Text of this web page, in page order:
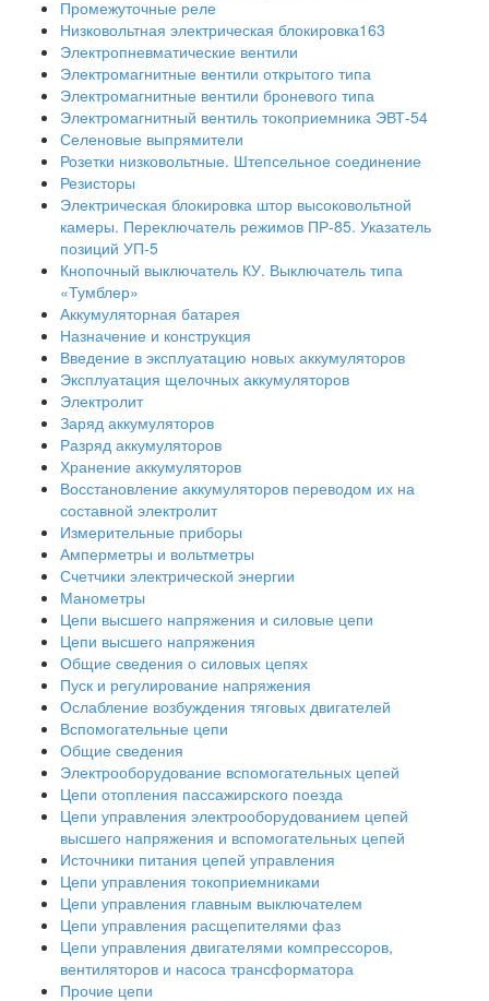
Промежуточные реле
Низковольтная электрическая блокировка163
Электропневматические вентили
Электромагнитные вентили открытого типа
Электромагнитные вентили броневого типа
Электромагнитный вентиль токоприемника ЭВТ-54
Селеновые выпрямители
Розетки низковольтные. Штепсельное соединение
Резисторы
Электрическая блокировка штор высоковольтной
камеры. Переключатель режимов ПР-85. Указатель
позиций УП-5
Кнопочный выключатель КУ. Выключатель типа
«Тумблер»
Аккумуляторная батарея
Назначение и конструкция
Введение в эксплуатацию новых аккумуляторов
Эксплуатация щелочных аккумуляторов
Электролит
Заряд аккумуляторов
Разряд аккумуляторов
Хранение аккумуляторов
Восстановление аккумуляторов переводом их на
составной электролит
Измерительные приборы
Амперметры и вольтметры
Счетчики электрической энергии
Манометры
Цепи высшего напряжения и силовые цепи
Цепи высшего напряжения
Общие сведения о силовых цепях
Пуск и регулирование напряжения
Ослабление возбуждения тяговых двигателей
Вспомогательные цепи
Общие сведения
Электрооборудование вспомогательных цепей
Цепи отопления пассажирского поезда
Цепи управления электрооборудованием цепей
высшего напряжения и вспомогательных цепей
Источники питания цепей управления
Цепи управления токоприемниками
Цепи управления главным выключателем
Цепи управления расщепителями фаз
Цепи управления двигателями компрессоров,
вентиляторов и насоса трансформатора
Прочие цепи